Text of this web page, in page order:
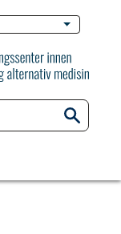
List